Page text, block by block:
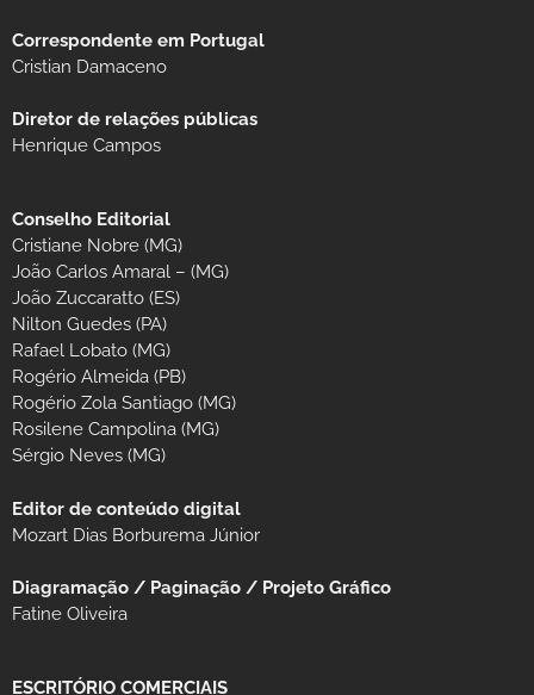
Correspondente em Portugal
Cristian Damaceno
Diretor de relações públicas
Henrique Campos
Conselho Editorial
Cristiane Nobre (MG)
João Carlos Amaral – (MG)
João Zuccaratto (ES)
Nilton Guedes (PA)
Rafael Lobato (MG)
Rogério Almeida (PB)
Rogério Zola Santiago (MG)
Rosilene Campolina (MG)
Sérgio Neves (MG)
Editor de conteúdo digital
Mozart Dias Borburema Júnior
Diagramação / Paginação / Projeto Gráfico
Fatine Oliveira
ESCRITÓRIO COMERCIAIS